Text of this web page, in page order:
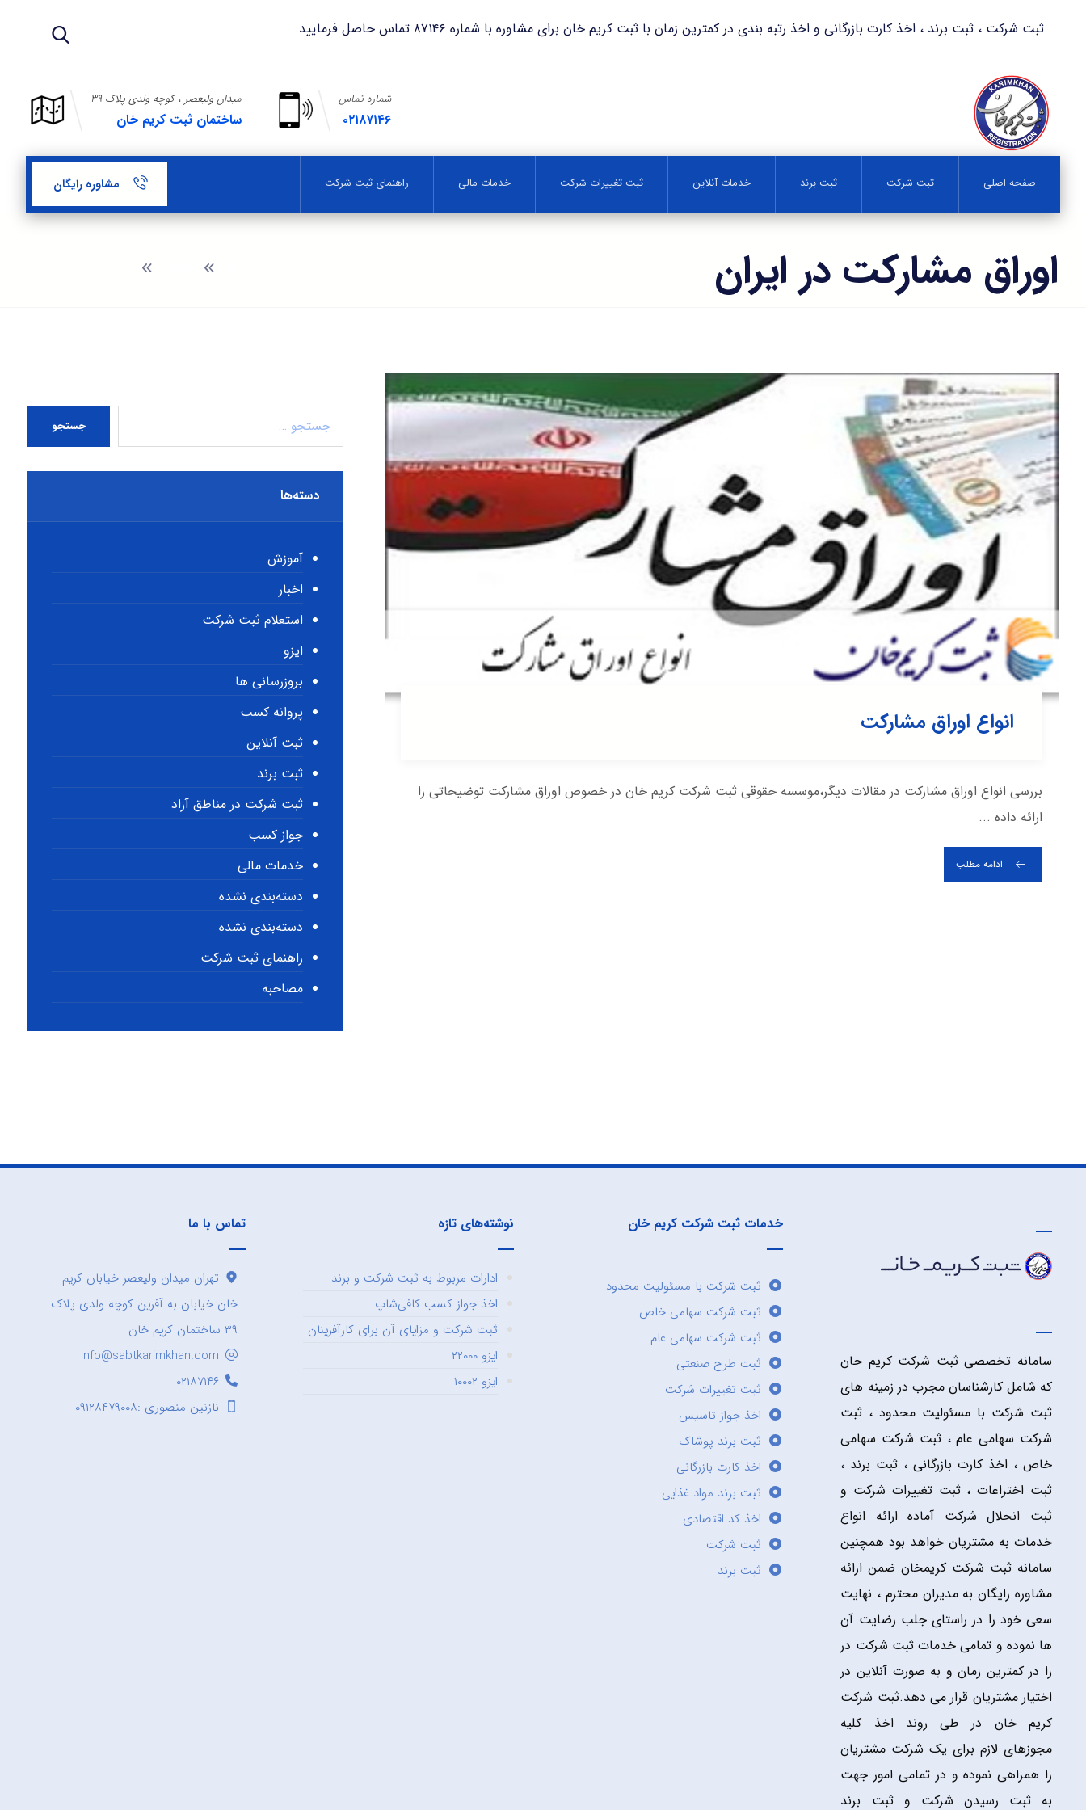
ثبت شرکت ، ثبت برند ، اخذ کارت بازرگانی و اخذ رتبه بندی در کمترین زمان با ثبت کریم خان برای مشاوره با شماره ۸۷۱۴۶ تماس حاصل فرمایید.
میدان ولیعصر ، کوچه ولدی پلاک ۳۹
ساختمان ثبت کریم خان
شماره تماس
۰۲۱۸۷۱۴۶
صفحه اصلی ثبت شرکت ثبت برند خدمات آنلاین ثبت تغییرات شرکت خدمات مالی راهنمای ثبت شرکت مشاوره رایگان
اوراق مشارکت در ایران
انواع اوراق مشارکت
بررسی انواع اوراق مشارکت در مقالات دیگر،موسسه حقوقی ثبت شرکت کریم خان در خصوص اوراق مشارکت توضیحاتی را
ارائه داده ...
ادامه مطلب
جستجو
دسته‌ها
آموزش
اخبار
استعلام ثبت شرکت
ایزو
بروزرسانی ها
پروانه کسب
ثبت آنلاین
ثبت برند
ثبت شرکت در مناطق آزاد
جواز کسب
خدمات مالی
دسته‌بندی نشده
دسته‌بندی نشده
راهنمای ثبت شرکت
مصاحبه
سامانه تخصصی ثبت شرکت کریم خان
که شامل کارشناسان مجرب در زمینه های
ثبت شرکت با مسئولیت محدود ، ثبت
شرکت سهامی عام ، ثبت شرکت سهامی
خاص ، اخذ کارت بازرگانی ، ثبت برند ،
ثبت اختراعات ، ثبت تغییرات شرکت و
ثبت انحلال شرکت آماده ارائه انواع
خدمات به مشتریان خواهد بود همچنین
سامانه ثبت شرکت کریمخان ضمن ارائه
مشاوره رایگان به مدیران محترم ، نهایت
سعی خود را در راستای جلب رضایت آن
ها نموده و تمامی خدمات ثبت شرکت در
را در کمترین زمان و به صورت آنلاین در
اختیار مشتریان قرار می دهد.ثبت شرکت
کریم خان در طی روند اخذ کلیه
مجوزهای لازم برای یک شرکت مشتریان
را همراهی نموده و در تمامی امور جهت
به ثبت رسیدن شرکت و ثبت برند
خدمات ثبت شرکت کریم خان
ثبت شرکت با مسئولیت محدود
ثبت شرکت سهامی خاص
ثبت شرکت سهامی عام
ثبت طرح صنعتی
ثبت تغییرات شرکت
اخذ جواز تاسیس
ثبت برند پوشاک
اخذ کارت بازرگانی
ثبت برند مواد غذایی
اخذ کد اقتصادی
ثبت شرکت
ثبت برند
نوشته‌های تازه
ادارات مربوط به ثبت شرکت و برند
اخذ جواز کسب کافی‌شاپ
ثبت شرکت و مزایای آن برای کارآفرینان
ایزو ۲۲۰۰۰
ایزو ۱۰۰۰۲
تماس با ما
تهران میدان ولیعصر خیابان کریم
خان خیابان به آفرین کوچه ولدی پلاک
۳۹ ساختمان کریم خان
Info@sabtkarimkhan.com
۰۲۱۸۷۱۴۶
نازنین منصوری :۰۹۱۲۸۴۷۹۰۰۸